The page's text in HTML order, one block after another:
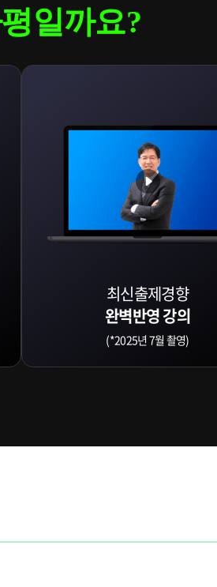
일까요?
최신출제경향
완벽반영 강의
(*2025년 7월 촬영)